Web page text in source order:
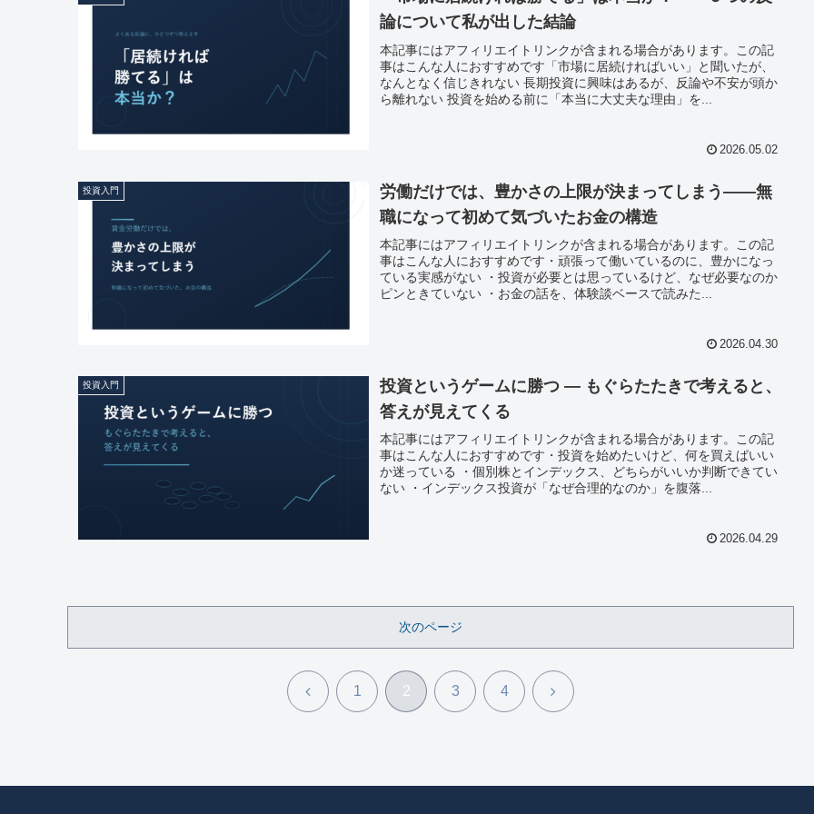
論について私が出した結論
本記事にはアフィリエイトリンクが含まれる場合があります。この記
事はこんな人におすすめです「市場に居続ければいい」と聞いたが、
なんとなく信じきれない 長期投資に興味はあるが、反論や不安が頭か
ら離れない 投資を始める前に「本当に大丈夫な理由」を...
2026.05.02
投資入門
労働だけでは、豊かさの上限が決まってしまう——無
職になって初めて気づいたお金の構造
本記事にはアフィリエイトリンクが含まれる場合があります。この記
事はこんな人におすすめです・頑張って働いているのに、豊かになっ
ている実感がない ・投資が必要とは思っているけど、なぜ必要なのか
ピンときていない ・お金の話を、体験談ベースで読みた...
2026.04.30
投資入門
投資というゲームに勝つ ― もぐらたたきで考えると、
答えが見えてくる
本記事にはアフィリエイトリンクが含まれる場合があります。この記
事はこんな人におすすめです・投資を始めたいけど、何を買えばいい
か迷っている ・個別株とインデックス、どちらがいいか判断できてい
ない ・インデックス投資が「なぜ合理的なのか」を腹落...
2026.04.29
次のページ
前 1 2 3 4 次